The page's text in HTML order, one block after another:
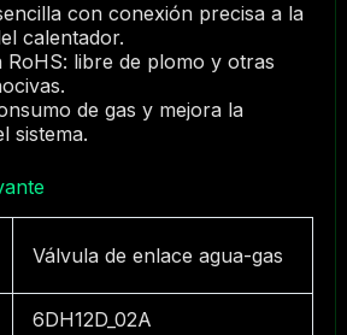
con conexión precisa a la
calentador.
RoHS: libre de plomo y otras
de gas y mejora la
sistema.
Válvula de enlace agua-gas
6DH12D_02A